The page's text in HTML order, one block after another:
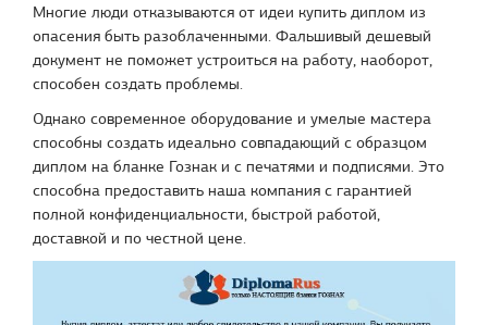
Многие люди отказываются от идеи купить диплом из
опасения быть разоблаченными. Фальшивый дешевый
документ не поможет устроиться на работу, наоборот,
способен создать проблемы.
Однако современное оборудование и умелые мастера
способны создать идеально совпадающий с образцом
диплом на бланке Гознак и с печатями и подписями. Это
способна предоставить наша компания с гарантией
полной конфиденциальности, быстрой работой,
доставкой и по честной цене.